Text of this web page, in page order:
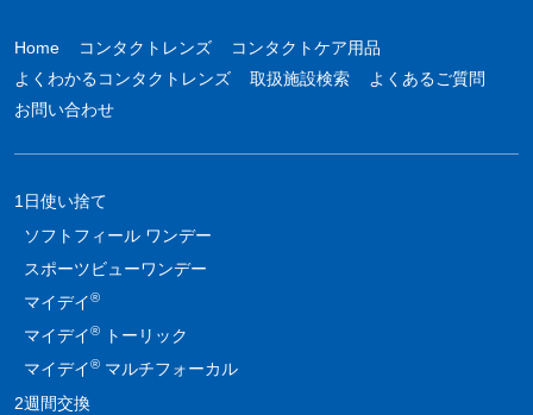
Home コンタクトレンズ
コンタクトケア用品
よくわかるコンタクトレンズ
取扱施設検索
よくあるご質問
お問い合わせ
1日使い捨て
ソフトフィール ワンデー
スポーツビューワンデー
マイデイ®
マイデイ®
トーリック
マイデイ® マルチフォーカル
2週間交換